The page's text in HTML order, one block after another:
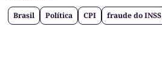
Brasil Política CPI fraude do INSS